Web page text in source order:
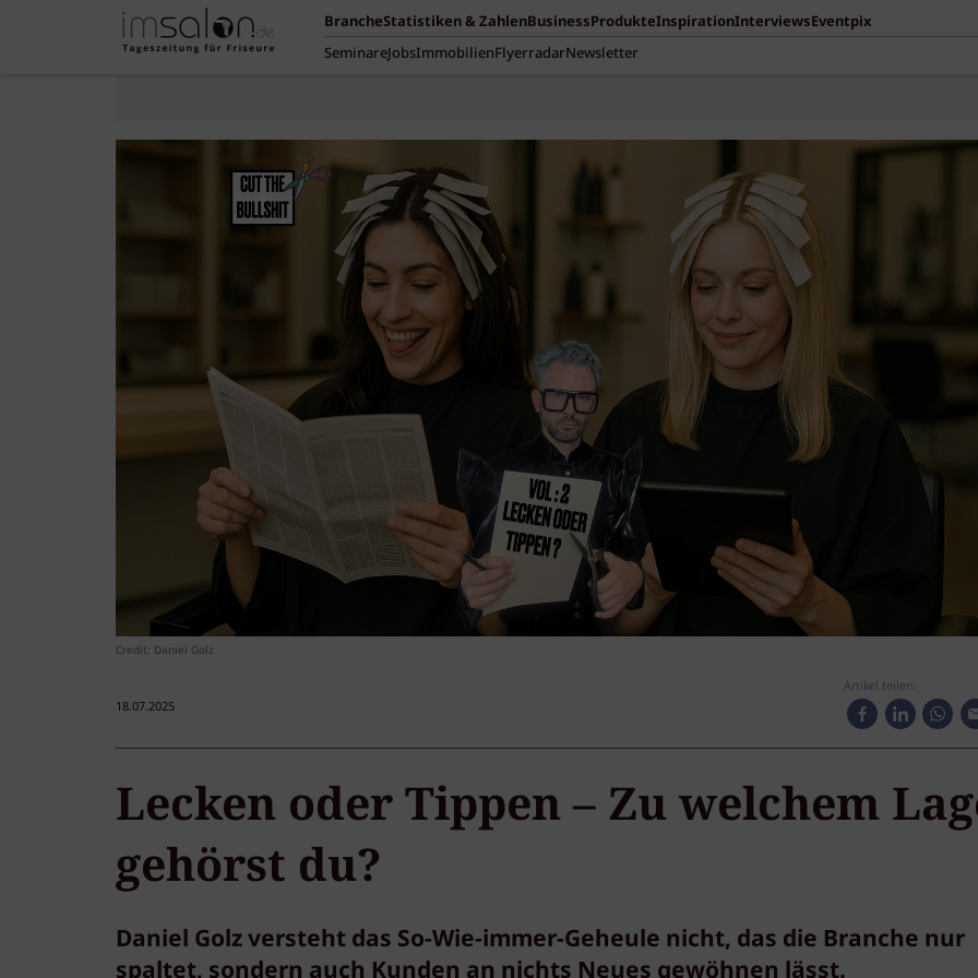
BrancheStatistiken & ZahlenBusinessProdukteInspirationInterviewsEventpix
SeminareJobsImmobilienFlyerradarNewsletter
Credit: Daniel Golz
18.07.2025
Artikel teilen:
Lecken oder Tippen – Zu welchem
gehörst du?
Daniel Golz versteht das So-Wie-immer-Geheule nicht, das die Branche nur